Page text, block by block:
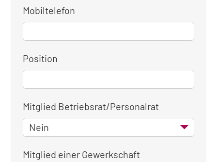
Mobiltelefon
Position
Mitglied Betriebsrat/Personalrat
Mitglied einer Gewerkschaft